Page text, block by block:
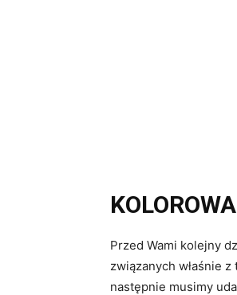
Przed Wami kolejny
związanych właśnie
następnie musimy